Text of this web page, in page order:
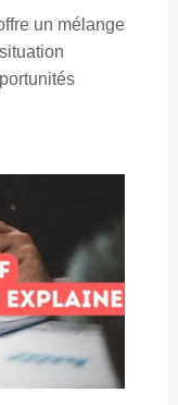
un mélange